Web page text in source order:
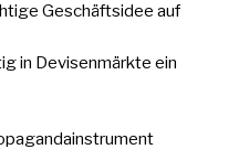
Geschäftsidee auf
in Devisenmärkte ein